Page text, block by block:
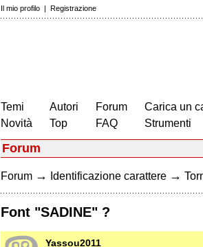
Il mio profilo | Registrazione
Temi
Novità
Autori
Top
Forum
FAQ
Carica un
Strumenti
Forum
Forum → Identificazione carattere →
Font "SADINE" ?
Yassou2011